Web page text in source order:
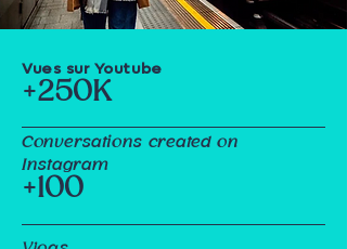
Vues sur Youtube
+250K
Conversations created on
Instagram
+100